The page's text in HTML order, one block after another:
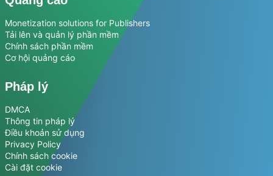
Monetization solutions for Publishers
Tải lên và quản lý phần mềm
Chính sách phần mềm
Cơ hội quảng cáo
Pháp lý
DMCA
Thông tin pháp lý
Điều khoản sử dụng
Privacy Policy
Chính sách cookie
Cài đặt cookie